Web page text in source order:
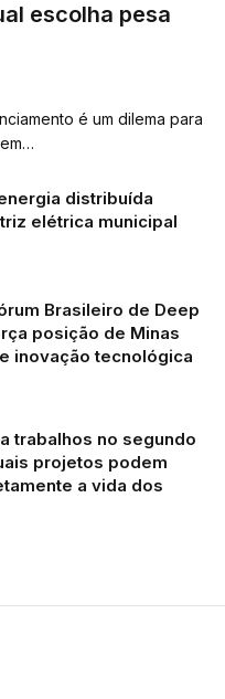
escolha pesa
é um dilema para
distribuída
elétrica municipal
Brasileiro de Deep
posição de Minas
inovação tecnológica
trabalhos no segundo
projetos podem
a vida dos